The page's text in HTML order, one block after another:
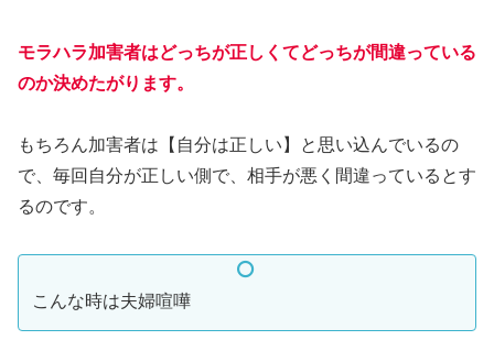
モラハラ加害者はどっちが正しくてどっちが間違っている
のか決めたがります。
もちろん加害者は【自分は正しい】と思い込んでいるの
で、毎回自分が正しい側で、相手が悪く間違っているとす
るのです。
こんな時は夫婦喧嘩